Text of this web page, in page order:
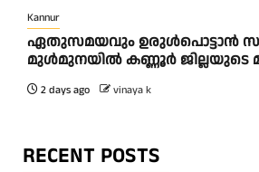
Kannur
ഏതുസമയവും ഉരുൾപൊട്ടാൻ
മുൾമുനയിൽ കണ്ണൂർ ജില്ലയുടെ
2 days ago vinaya k
RECENT POSTS